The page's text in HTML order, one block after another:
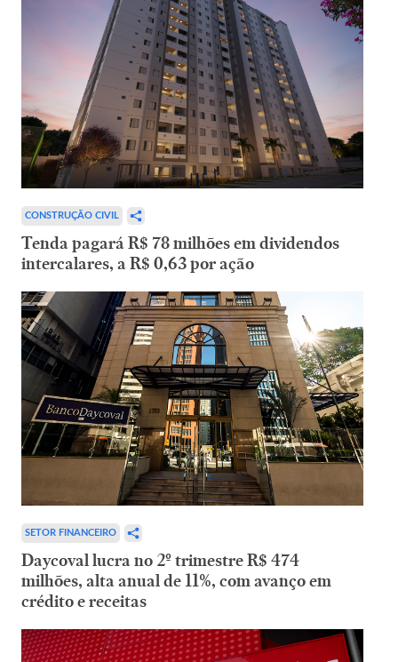
CONSTRUÇÃO CIVIL
Tenda pagará R$ 78 milhões em dividendos
intercalares, a R$ 0,63 por ação
SETOR FINANCEIRO
Daycoval lucra no 2º trimestre R$ 474
milhões, alta anual de 11%, com avanço em
crédito e receitas